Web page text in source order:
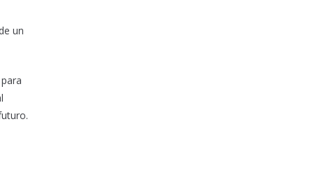
un